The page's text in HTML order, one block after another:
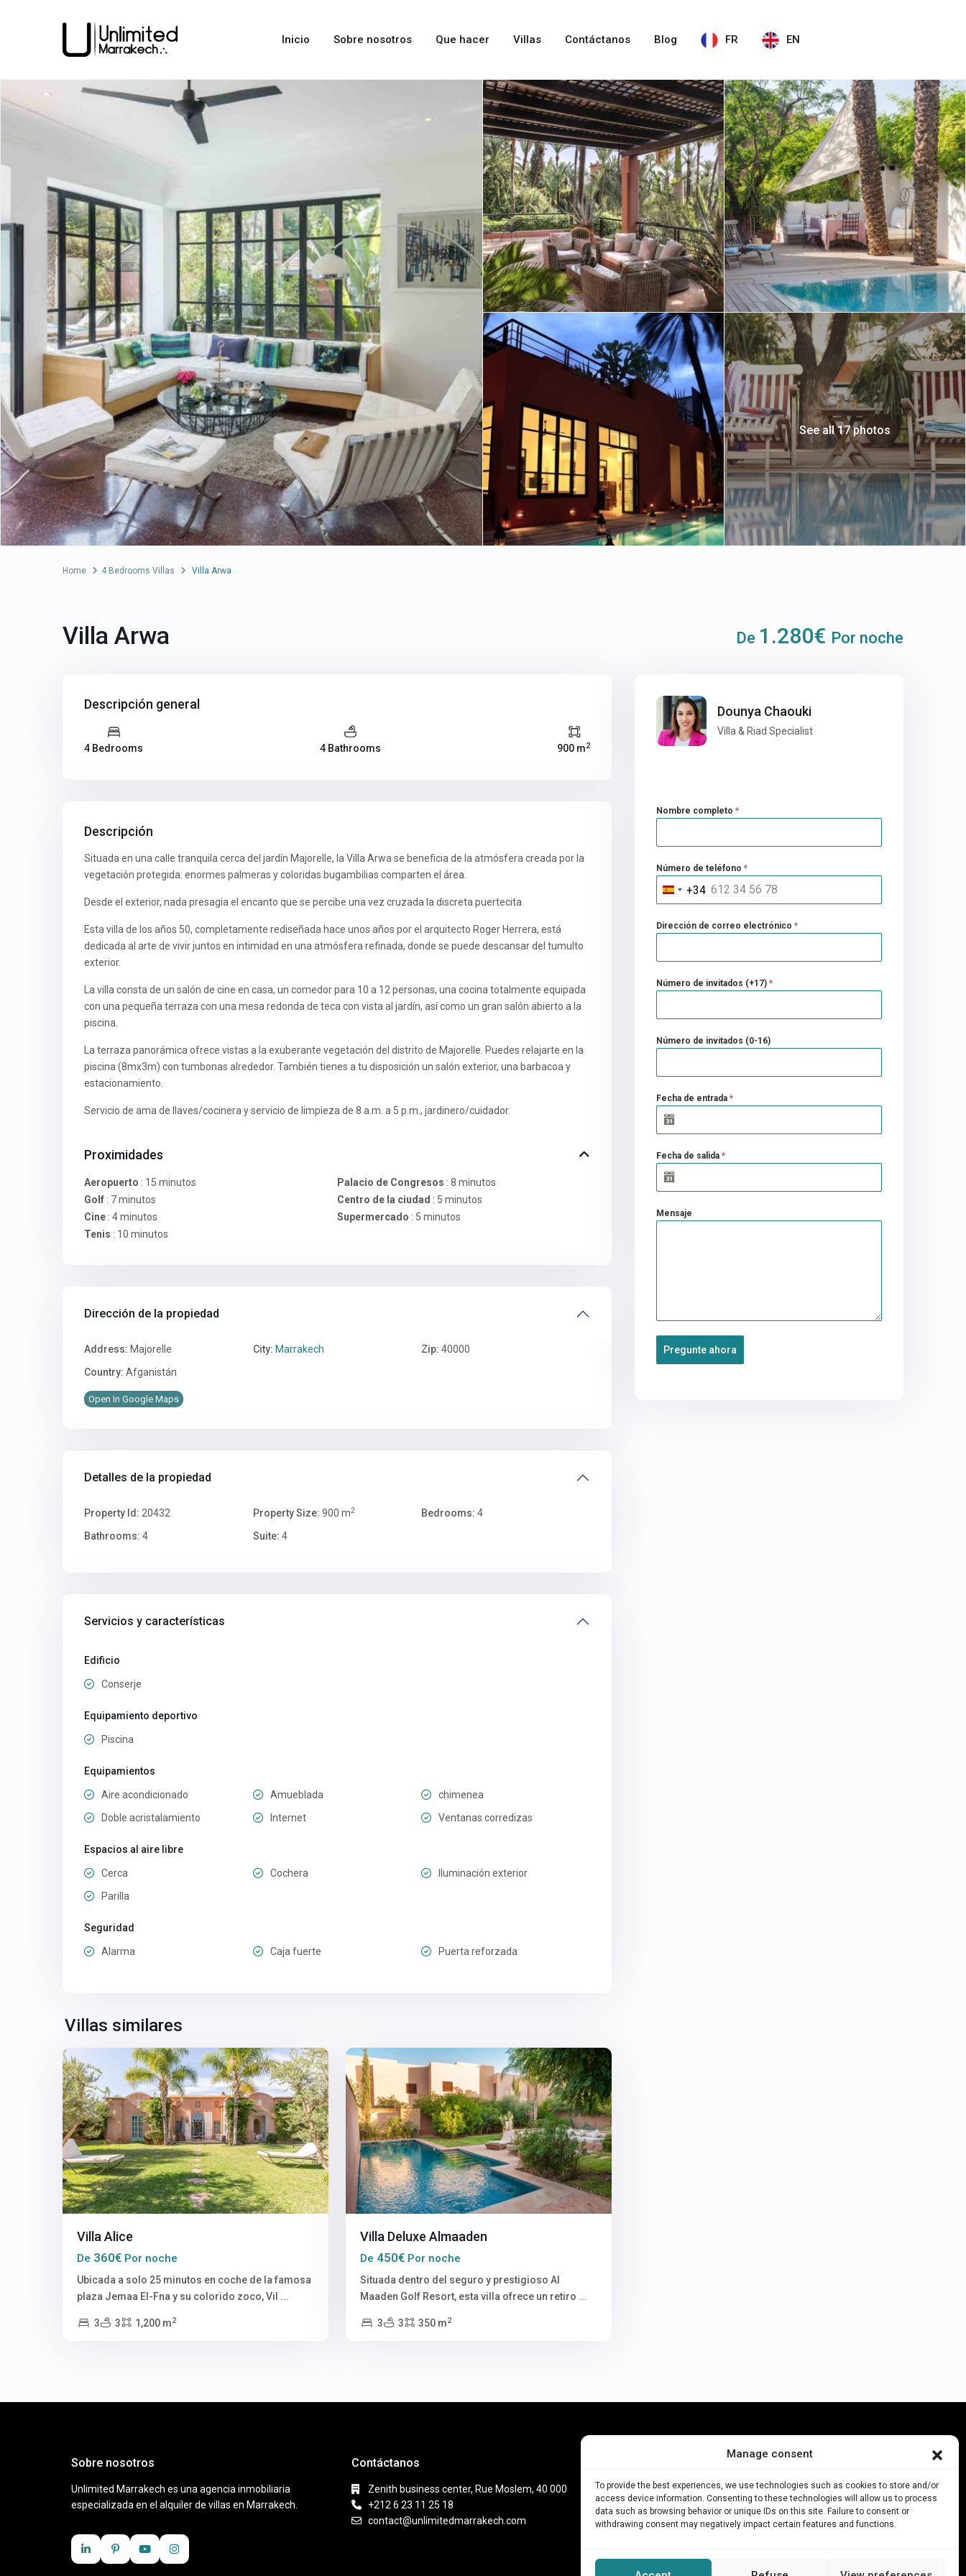
Manage consent
To provide the best experiences, we use technologies such as cookies to store and/or
access device information. Consenting to these technologies will allow us to process
data such as browsing behavior or unique IDs on this site. Failure to consent or
withdrawing consent may negatively impact certain features and functions.
Inicio Sobre nosotros Que hacer Villas Contáctanos Blog FR EN
See all 17 photos
Home 4 Bedrooms Villas Villa Arwa
Villa Arwa De 1.280€ Por noche
Descripción general
4 Bedrooms 4 Bathrooms 900 m2
Descripción
Situada en una calle tranquila cerca del jardín Majorelle, la Villa Arwa se beneficia de la atmósfera creada por la
vegetación protegida: enormes palmeras y coloridas bugambilias comparten el área.
Desde el exterior, nada presagia el encanto que se percibe una vez cruzada la discreta puertecita.
Esta villa de los años 50, completamente rediseñada hace unos años por el arquitecto Roger Herrera, está
dedicada al arte de vivir juntos en intimidad en una atmósfera refinada, donde se puede descansar del tumulto
exterior.
La villa consta de un salón de cine en casa, un comedor para 10 a 12 personas, una cocina totalmente equipada
con una pequeña terraza con una mesa redonda de teca con vista al jardín, así como un gran salón abierto a la
piscina.
La terraza panorámica ofrece vistas a la exuberante vegetación del distrito de Majorelle. Puedes relajarte en la
piscina (8mx3m) con tumbonas alrededor. También tienes a tu disposición un salón exterior, una barbacoa y
estacionamiento.
Servicio de ama de llaves/cocinera y servicio de limpieza de 8 a.m. a 5 p.m., jardinero/cuidador.
Proximidades
Aeropuerto : 15 minutos
Golf : 7 minutos
Cine : 4 minutos
Tenis : 10 minutos
Palacio de Congresos : 8 minutos
Centro de la ciudad : 5 minutos
Supermercado : 5 minutos
Dirección de la propiedad
Address: Majorelle City: Marrakech Zip: 40000
Country: Afganistán
Open In Google Maps
Detalles de la propiedad
Property Id: 20432 Property Size: 900 m2 Bedrooms: 4
Bathrooms: 4 Suite: 4
Servicios y características
Edificio
Conserje
Equipamiento deportivo
Piscina
Equipamientos
Aire acondicionado Amueblada
chimenea
Doble acristalamiento
Internet Ventanas corredizas
Espacios al aire libre
Cerca Cochera
Iluminación exterior
Parilla
Seguridad
Alarma Caja fuerte Puerta reforzada
Villas similares
Marrakech
Villa Alice
De 360€ Por noche
Ubicada a solo 25 minutos en coche de la famosa
plaza Jemaa El-Fna y su colorido zoco, Vil ...
3 3 1,200 m2
Villa Deluxe Almaaden
De 450€ Por noche
Situada dentro del seguro y prestigioso Al
Maaden Golf Resort, esta villa ofrece un retiro ...
3 3 350 m2
Dounya Chaouki
Villa & Riad Specialist
Nombre completo *
Número de teléfono *
Spain+34
Dirección de correo electrónico *
Número de invitados (+17) *
Número de invitados (0-16)
Fecha de entrada *
Fecha de salida *
Mensaje
Pregunte ahora
Sobre nosotros
Unlimited Marrakech es una agencia inmobiliaria
especializada en el alquiler de villas en Marrakech.
Contáctanos
Zenith business center, Rue Moslem, 40 000
+212 6 23 11 25 18
contact@unlimitedmarrakech.com
Sobre nosotros
Restaurante con espectáculo
Galería de invitados
Política de Privacidad